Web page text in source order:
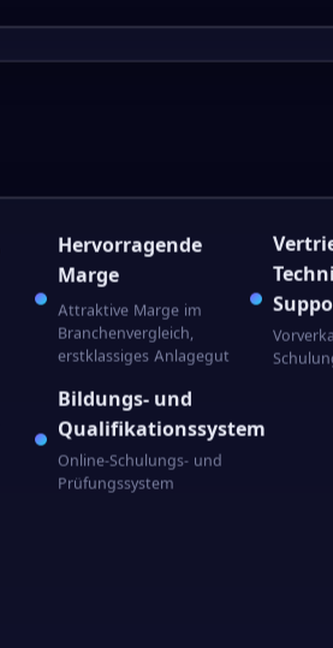
Hervorragende
Marge
Attraktive Marge im
Branchenvergleich,
erstklassiges Anlagegut
Bildungs- und
Qualifikationssystem
Online-Schulungs- und
Prüfungssystem